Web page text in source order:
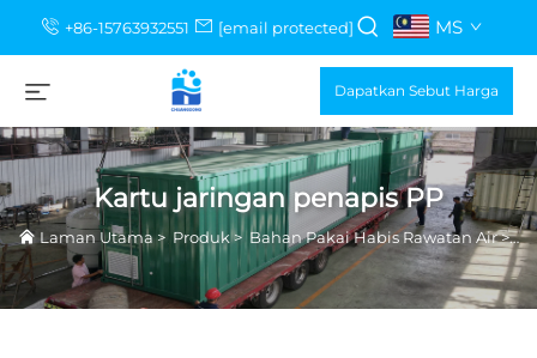
+86-15763932551 [email protected] MS
Dapatkan Sebut Harga
Kartu jaringan penapis PP
Laman Utama> Produk> Bahan Pakai Habis Rawatan Air>